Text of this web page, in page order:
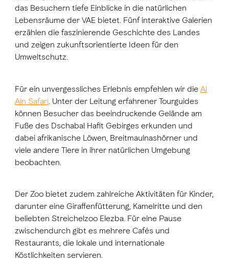
das Besuchern tiefe Einblicke in die natürlichen
Lebensräume der VAE bietet. Fünf interaktive Galerien
erzählen die faszinierende Geschichte des Landes
und zeigen zukunftsorientierte Ideen für den
Umweltschutz.
Für ein unvergessliches Erlebnis empfehlen wir die Al
Ain Safari. Unter der Leitung erfahrener Tourguides
können Besucher das beeindruckende Gelände am
Fuße des Dschabal Hafit Gebirges erkunden und
dabei afrikanische Löwen, Breitmaulnashörner und
viele andere Tiere in ihrer natürlichen Umgebung
beobachten.
Der Zoo bietet zudem zahlreiche Aktivitäten für Kinder,
darunter eine Giraffenfütterung, Kamelritte und den
beliebten Streichelzoo Elezba. Für eine Pause
zwischendurch gibt es mehrere Cafés und
Restaurants, die lokale und internationale
Köstlichkeiten servieren.